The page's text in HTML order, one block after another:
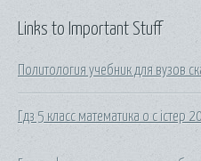
Links to Important Stuff
Политология учебник для вузов
Гдз 5 класс математика о с істер